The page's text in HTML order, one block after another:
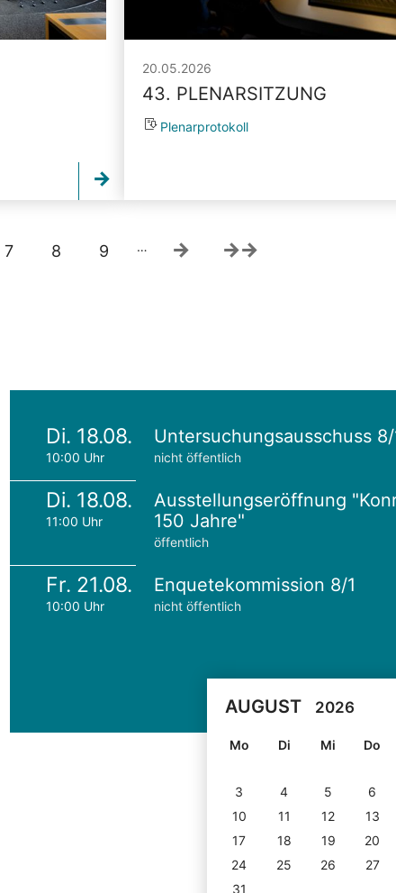
20.05.2026
43. PLENARSITZUNG
Plenarprotokoll
7 8 9 …
Di. 18.08.
10:00 Uhr
Untersuchungsausschuss 8/
nicht öffentlich
Di. 18.08.
11:00 Uhr
Ausstellungseröffnung
150 Jahre"
öffentlich
Fr. 21.08.
10:00 Uhr
Enquetekommission 8/1
nicht öffentlich
AUGUST 2026
Mo Di Mi Do
3
4 5 6
10
11 12 13
17
18 19 20
24
25 26 27
31